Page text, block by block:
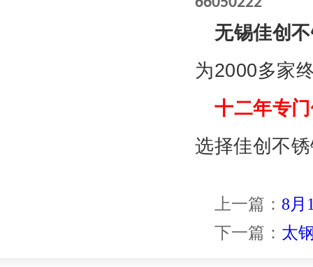
无锡佳创
为2000多家
十二年专
选择佳创不
上一篇： 8月
下一篇： 太